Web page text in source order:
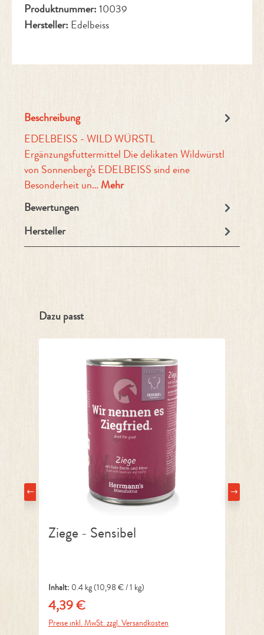
Produktnummer:10039
Hersteller: Edelbeiss
Beschreibung
EDELBEISS - WILD WÜRSTL
Ergänzungsfuttermittel Die delikaten Wildwürstl
von Sonnenberg's EDELBEISS sind eine
Besonderheit un… Mehr
Bewertungen
Hersteller
Produktgalerie überspringen
Dazu passt
Ziege - Sensibel
Inhalt: 0.4 kg(10,98 € / 1 kg)
Regulärer Preis:
4,39 €
Preise inkl. MwSt. zzgl. Versandkosten